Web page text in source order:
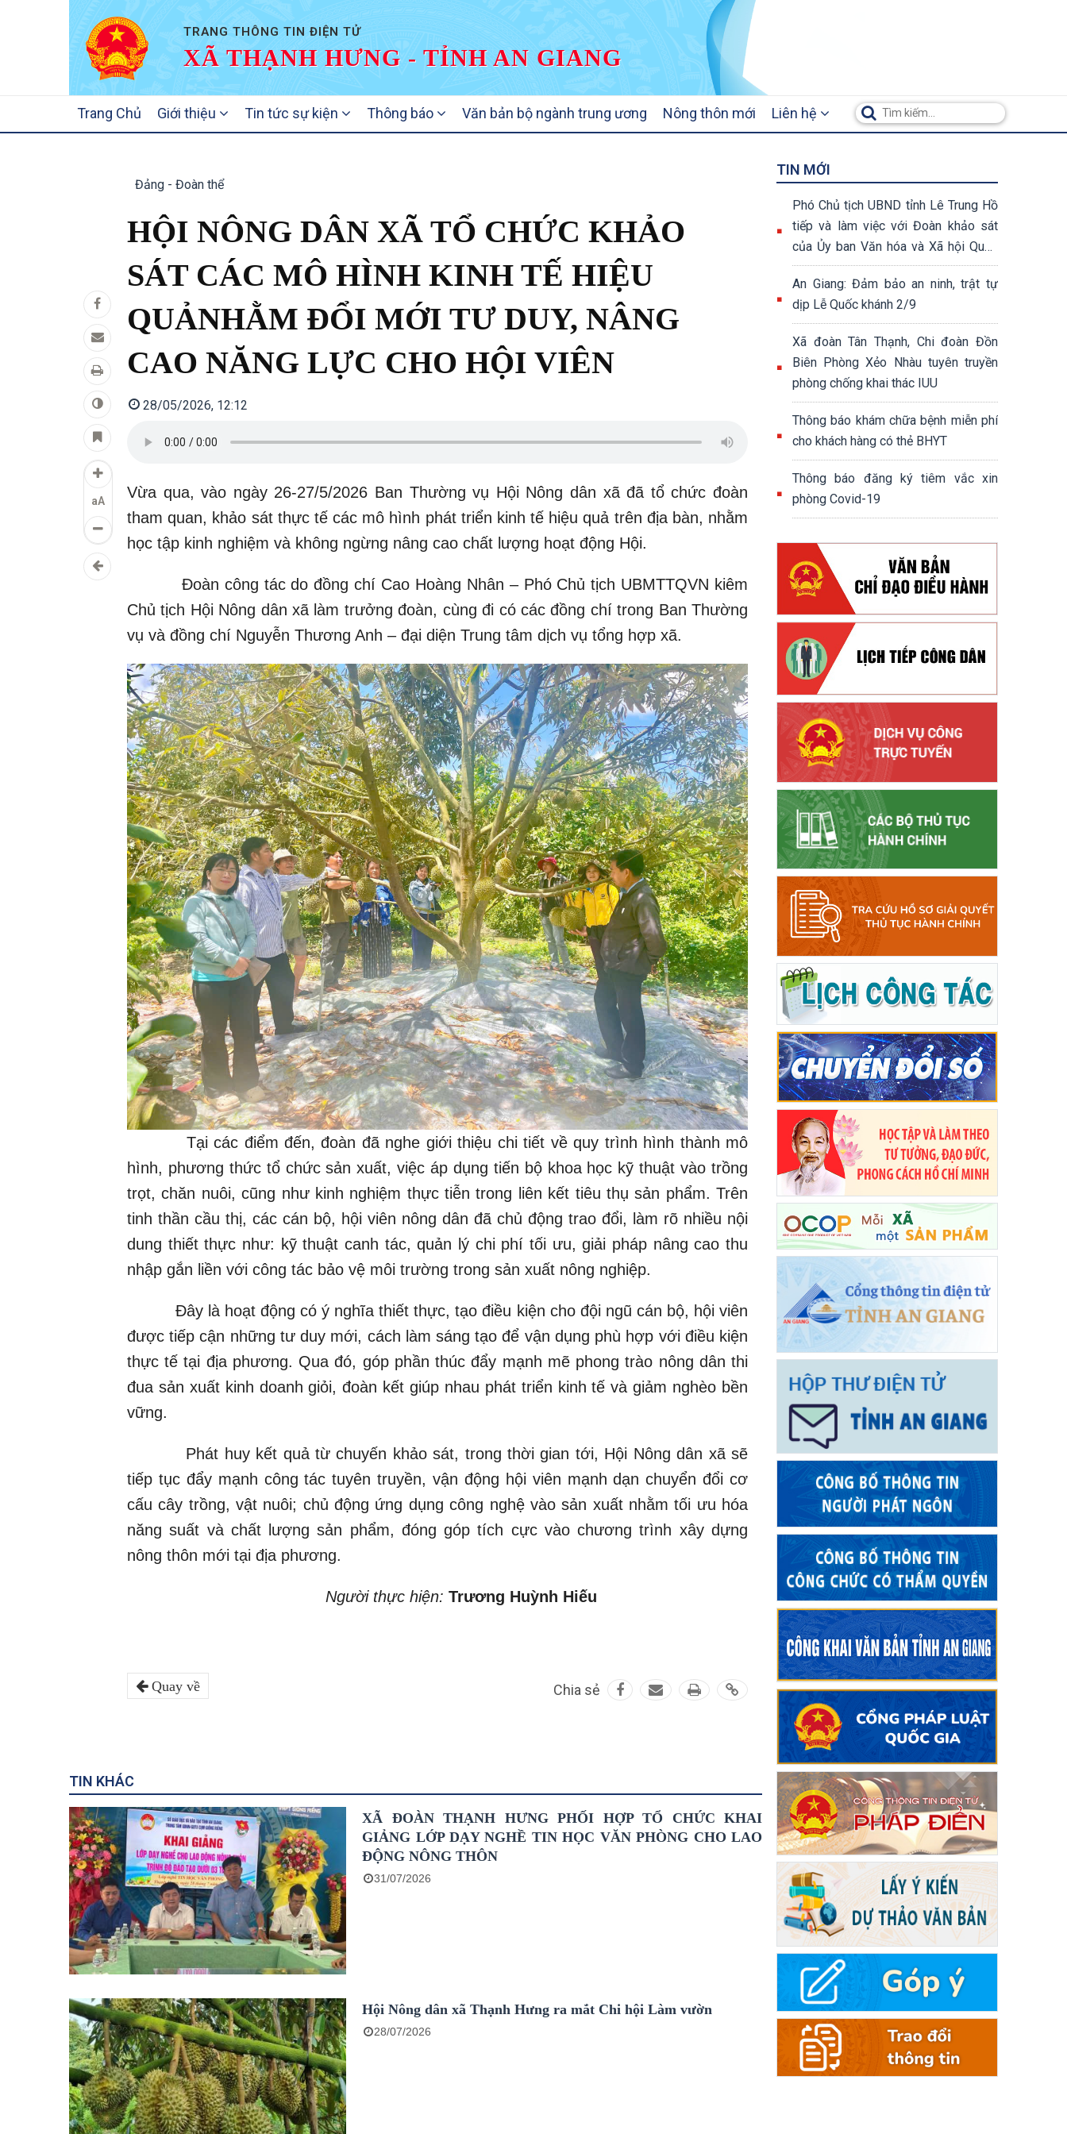
TRANG THÔNG TIN ĐIỆN TỬ
XÃ THẠNH HƯNG - TỈNH AN GIANG
NAVIGATION
Trang Chủ Giới thiệu Tin tức sự kiện Thông báo Văn bản bộ ngành trung ương Nông thôn mới Liên hệ
aA
Đảng - Đoàn thể
HỘI NÔNG DÂN XÃ TỔ CHỨC KHẢO
SÁT CÁC MÔ HÌNH KINH TẾ HIỆU
QUẢNHẰM ĐỔI MỚI TƯ DUY, NÂNG
CAO NĂNG LỰC CHO HỘI VIÊN
28/05/2026, 12:12
Vừa qua, vào ngày 26-27/5/2026 Ban Thường vụ Hội Nông dân xã đã tổ chức đoàn
tham quan, khảo sát thực tế các mô hình phát triển kinh tế hiệu quả trên địa bàn, nhằm
học tập kinh nghiệm và không ngừng nâng cao chất lượng hoạt động Hội.
Đoàn công tác do đồng chí Cao Hoàng Nhân – Phó Chủ tịch UBMTTQVN kiêm
Chủ tịch Hội Nông dân xã làm trưởng đoàn, cùng đi có các đồng chí trong Ban Thường
vụ và đồng chí Nguyễn Thương Anh – đại diện Trung tâm dịch vụ tổng hợp xã.
Tại các điểm đến, đoàn đã nghe giới thiệu chi tiết về quy trình hình thành mô
hình, phương thức tổ chức sản xuất, việc áp dụng tiến bộ khoa học kỹ thuật vào trồng
trọt, chăn nuôi, cũng như kinh nghiệm thực tiễn trong liên kết tiêu thụ sản phẩm. Trên
tinh thần cầu thị, các cán bộ, hội viên nông dân đã chủ động trao đổi, làm rõ nhiều nội
dung thiết thực như: kỹ thuật canh tác, quản lý chi phí tối ưu, giải pháp nâng cao thu
nhập gắn liền với công tác bảo vệ môi trường trong sản xuất nông nghiệp.
Đây là hoạt động có ý nghĩa thiết thực, tạo điều kiện cho đội ngũ cán bộ, hội viên
được tiếp cận những tư duy mới, cách làm sáng tạo để vận dụng phù hợp với điều kiện
thực tế tại địa phương. Qua đó, góp phần thúc đẩy mạnh mẽ phong trào nông dân thi
đua sản xuất kinh doanh giỏi, đoàn kết giúp nhau phát triển kinh tế và giảm nghèo bền
vững.
Phát huy kết quả từ chuyến khảo sát, trong thời gian tới, Hội Nông dân xã sẽ
tiếp tục đẩy mạnh công tác tuyên truyền, vận động hội viên mạnh dạn chuyển đổi cơ
cấu cây trồng, vật nuôi; chủ động ứng dụng công nghệ vào sản xuất nhằm tối ưu hóa
năng suất và chất lượng sản phẩm, đóng góp tích cực vào chương trình xây dựng
nông thôn mới tại địa phương.
Người thực hiện: Trương Huỳnh Hiếu
Quay về Chia sẻ
TIN KHÁC
XÃ ĐOÀN THẠNH HƯNG PHỐI HỢP TỔ CHỨC KHAI
GIẢNG LỚP DẠY NGHỀ TIN HỌC VĂN PHÒNG CHO LAO
ĐỘNG NÔNG THÔN
31/07/2026
Hội Nông dân xã Thạnh Hưng ra mắt Chi hội Làm vườn
28/07/2026
TIN MỚI
Phó Chủ tịch UBND tỉnh Lê Trung Hồ
tiếp và làm việc với Đoàn khảo sát
của Ủy ban Văn hóa và Xã hội Quốc
hội khóa XV
An Giang: Đảm bảo an ninh, trật tự
dịp Lễ Quốc khánh 2/9
Xã đoàn Tân Thạnh, Chi đoàn Đồn
Biên Phòng Xẻo Nhàu tuyên truyền
phòng chống khai thác IUU
Thông báo khám chữa bệnh miễn phí
cho khách hàng có thẻ BHYT
Thông báo đăng ký tiêm vắc xin
phòng Covid-19